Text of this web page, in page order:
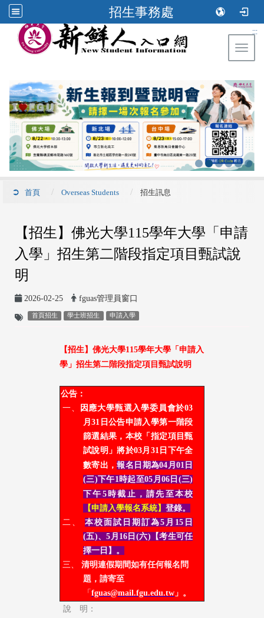
招生事務處
:::
首頁 Overseas Students 招生訊息
【招生】佛光大學115學年大學「申請
入學」招生第二階段指定項目甄試說
明
2026-02-25 fguas管理員窗口
首頁招生 學士班招生 申請入學
【招生】 佛光大學115學年大學 「申請入
學」招生第二階段指定項目甄試說明
公告：
一、
因應大學甄選入學委員會於03
月31日公告申請入學第一階段
篩選結果，本校「指定項目甄
試說明」將於03 月31日下午全
數寄出，報名日期為04 月01日
(三)下午1時起至05 月06日(三)
下午 5時截止，請先至本校
【申請入學報名系統】 登錄。
二、
本校面試日期訂為5月15日
(五)、5月16日(六) 【考生可任
擇一日】。
三、
清明連假期間如有任何報名問
題，請寄至
「fguas@mail.fgu.edu.tw 」。
說 明：